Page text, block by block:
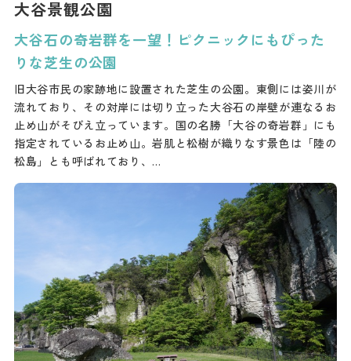
大谷景観公園
大谷石の奇岩群を一望！ピクニックにもぴった
りな芝生の公園
旧大谷市民の家跡地に設置された芝生の公園。東側には姿川が
流れており、その対岸には切り立った大谷石の岸壁が連なるお
止め山がそびえ立っています。国の名勝「大谷の奇岩群」にも
指定されているお止め山。岩肌と松樹が織りなす景色は「陸の
松島」とも呼ばれており、…